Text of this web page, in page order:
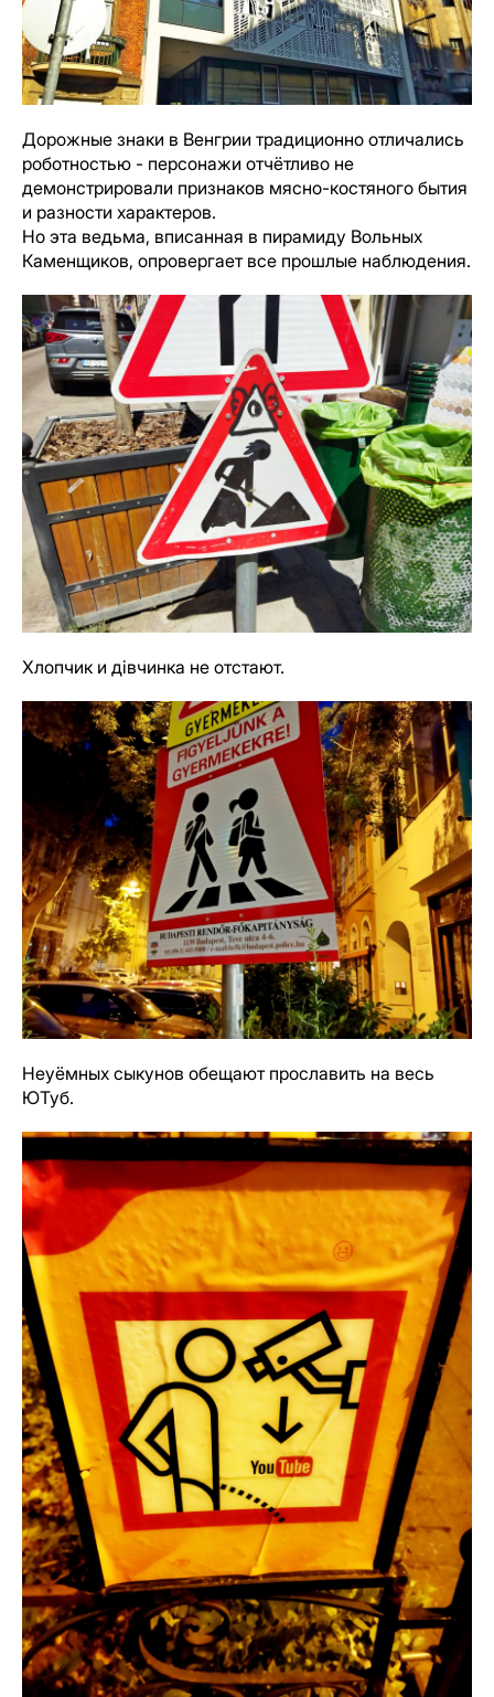
Дорожные знаки в Венгрии традиционно отличались
роботностью - персонажи отчётливо не
демонстрировали признаков мясно-костяного бытия
и разности характеров.
Но эта ведьма, вписанная в пирамиду Вольных
Каменщиков, опровергает все прошлые наблюдения.
Хлопчик и дiвчинка не отстают.
Неуёмных сыкунов обещают прославить на весь
ЮТуб.